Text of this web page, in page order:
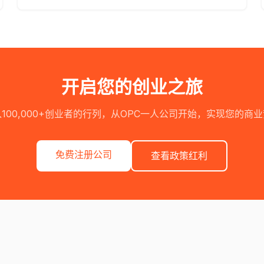
开启您的创业之旅
创业者的行列，从OPC一人公司开始，实现您的商
免费注册公司 查看政策红利